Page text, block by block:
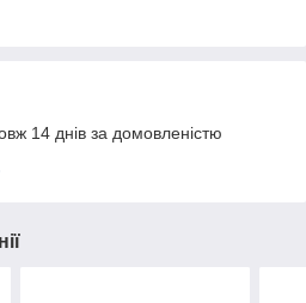
14 днів за домовленістю